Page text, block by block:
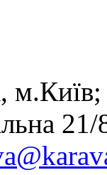
м.Київ;
21/